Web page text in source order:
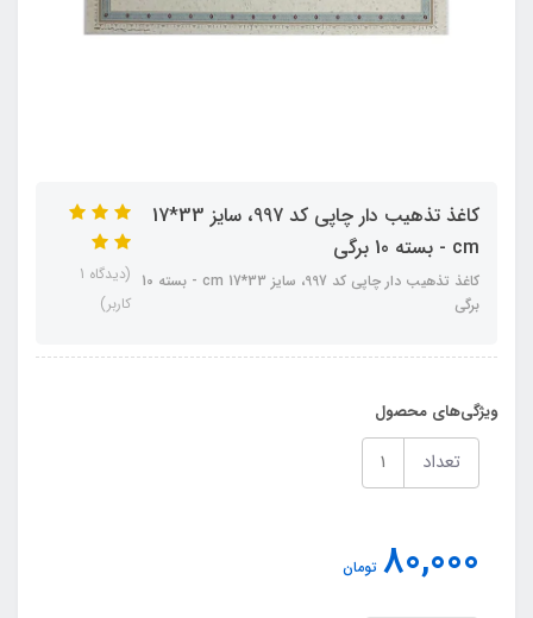
کاغذ تذهیب دار چاپی کد 997، سایز 33*17
cm - بسته 10 برگی
کاغذ تذهیب دار چاپی کد 997، سایز 33*17 cm - بسته 10
برگی
(دیدگاه 1
کاربر)
ویژگی‌های محصول
تعداد
80,000 تومان